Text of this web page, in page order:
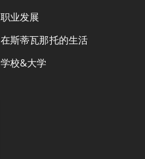
职业发展
在斯蒂瓦那托的生活
学校&大学